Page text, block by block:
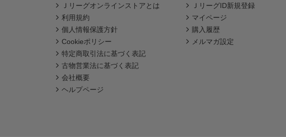
Ｊリーグオンラインストアとは
利用規約
個人情報保護方針
Cookieポリシー
特定商取引法に基づく表記
古物営業法に基づく表記
会社概要
ヘルプページ
ＪリーグID新規登録
マイページ
購入履歴
メルマガ設定